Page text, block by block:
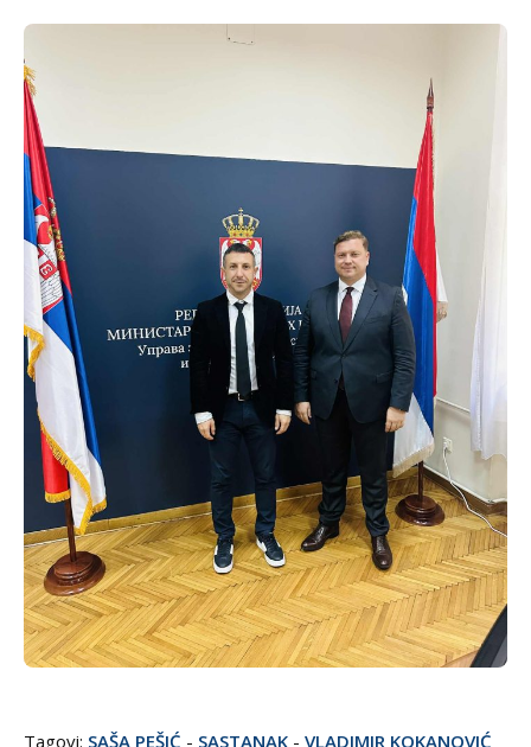
Tagovi: SAŠA PEŠIĆ - SASTANAK - VLADIMIR KOKANOVIĆ